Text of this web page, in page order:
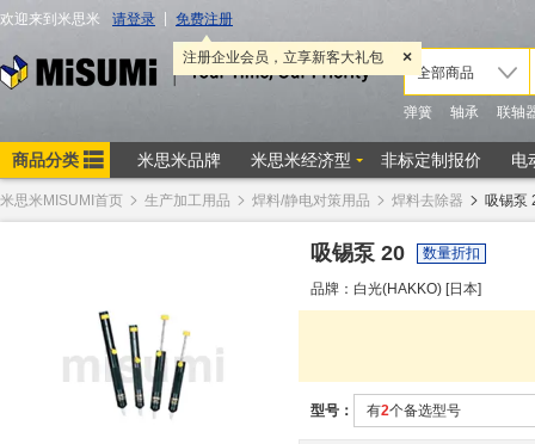
米思米MISUMI首页 生产加工用品 焊料/静电对策用品 焊料去除器 吸锡泵
吸锡泵 20 数量折扣
品牌：白光(HAKKO) [日本]
型号： 有2个备选型号